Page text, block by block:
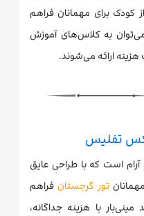
کودک برای مهمانان فراهم
به کلاس‌های آموزش
ارائه می‌شوند.
تفلیس
اتاق شیک و آرام است که با طراحی عایق
تور گرجستان فراهم
با هزینه جداگانه،